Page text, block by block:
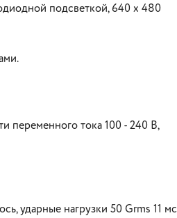
подсветкой, 640 х 480
переменного тока 100 - 240 В,
ударные нагрузки 50 Grms 11 мс